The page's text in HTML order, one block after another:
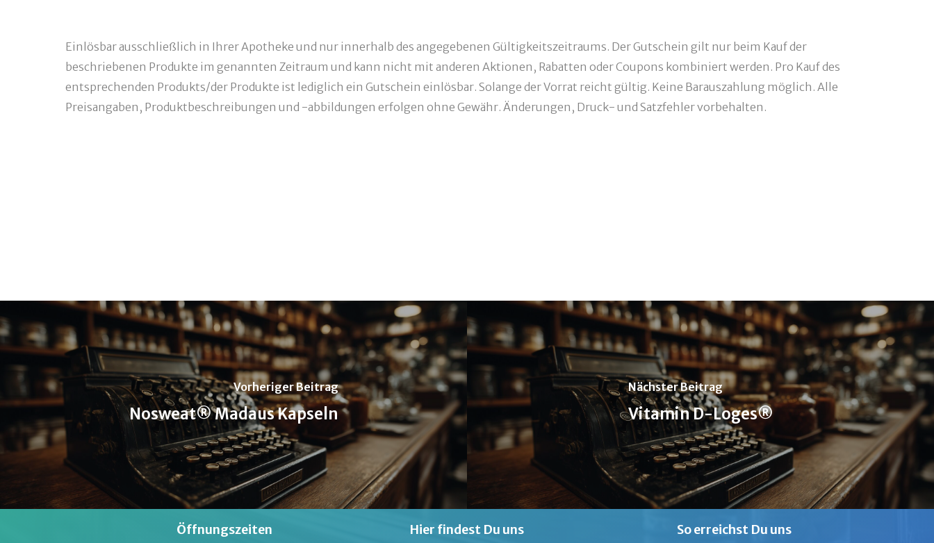
Einlösbar ausschließlich in Ihrer Apotheke und nur innerhalb des angegebenen Gültigkeitszeitraums. Der Gutschein gilt nur beim Kauf der
beschriebenen Produkte im genannten Zeitraum und kann nicht mit anderen Aktionen, Rabatten oder Coupons kombiniert werden. Pro Kauf des
entsprechenden Produkts/der Produkte ist lediglich ein Gutschein einlösbar. Solange der Vorrat reicht gültig. Keine Barauszahlung möglich. Alle
Preisangaben, Produktbeschreibungen und -abbildungen erfolgen ohne Gewähr. Änderungen, Druck- und Satzfehler vorbehalten.
Vorheriger Beitrag
Nosweat® Madaus Kapseln
Nächster Beitrag
Vitamin D-Loges®
Öffnungszeiten Hier findest Du uns So erreichst Du uns